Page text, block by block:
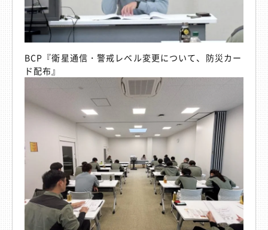
BCP『衛星通信・警戒レベル変更について、防災カー
ド配布』